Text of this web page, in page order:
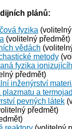
plánů:
fyzika
(volitelný předmět)
vědách
metody
fyzika
předmět)
inženýrství
a
pevných látek
předmět)